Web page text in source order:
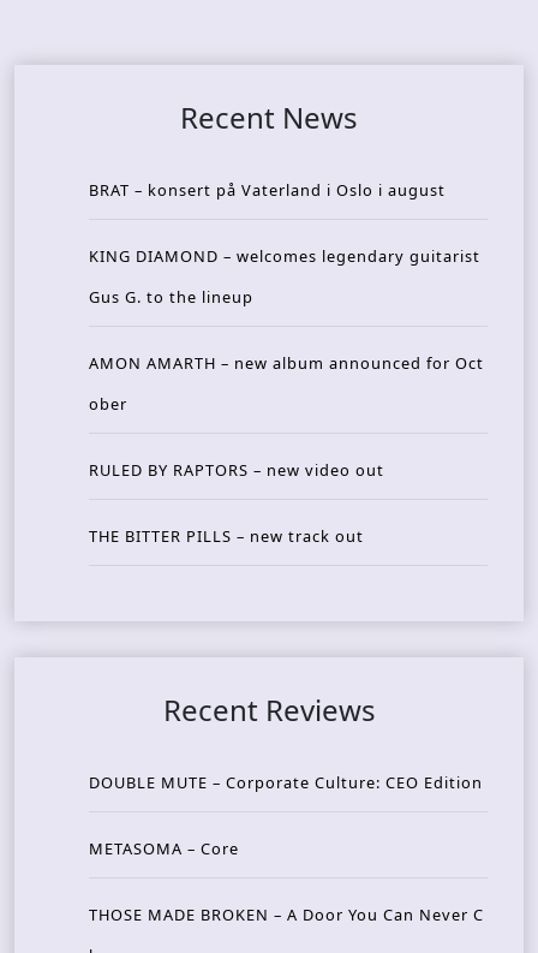
Recent News
BRAT – konsert på Vaterland i Oslo i august
KING DIAMOND – welcomes legendary guitarist
Gus G. to the lineup
AMON AMARTH – new album announced for Oct
ober
RULED BY RAPTORS – new video out
THE BITTER PILLS – new track out
Recent Reviews
DOUBLE MUTE – Corporate Culture: CEO Edition
METASOMA – Core
THOSE MADE BROKEN – A Door You Can Never C